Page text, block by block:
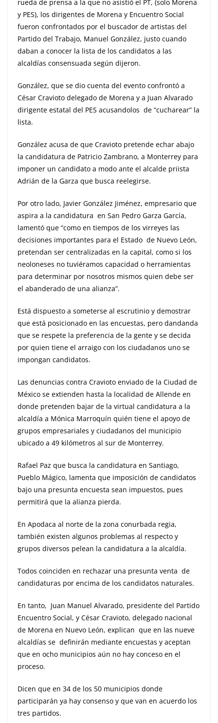
rueda de prensa a la que no asistió el PT, (solo Morena
y PES), los dirigentes de Morena y Encuentro Social
fueron confrontados por el buscador de artistas del
Partido del Trabajo, Manuel González, justo cuando
daban a conocer la lista de los candidatos a las
alcaldías consensuada según dijeron.
González, que se dio cuenta del evento confrontó a
César Cravioto delegado de Morena y a Juan Alvarado
dirigente estatal del PES acusandolos de “cucharear” la
lista.
González acusa de que Cravioto pretende echar abajo
la candidatura de Patricio Zambrano, a Monterrey para
imponer un candidato a modo ante el alcalde priista
Adrián de la Garza que busca reelegirse.
Por otro lado, Javier González Jiménez, empresario que
aspira a la candidatura en San Pedro Garza García,
lamentó que “como en tiempos de los virreyes las
decisiones importantes para el Estado de Nuevo León,
pretendan ser centralizadas en la capital, como si los
neoloneses no tuviéramos capacidad o herramientas
para determinar por nosotros mismos quien debe ser
el abanderado de una alianza”.
Está dispuesto a someterse al escrutinio y demostrar
que está posicionado en las encuestas, pero dandanda
que se respete la preferencia de la gente y se decida
por quien tiene el arraigo con los ciudadanos uno se
impongan candidatos.
Las denuncias contra Cravioto enviado de la Ciudad de
México se extienden hasta la localidad de Allende en
donde pretenden bajar de la virtual candidatura a la
alcaldía a Mónica Marroquín quién tiene el apoyo de
grupos empresariales y ciudadanos del municipio
ubicado a 49 kilómetros al sur de Monterrey.
Rafael Paz que busca la candidatura en Santiago,
Pueblo Mágico, lamenta que imposición de candidatos
bajo una presunta encuesta sean impuestos, pues
permitirá que la alianza pierda.
En Apodaca al norte de la zona conurbada regia,
también existen algunos problemas al respecto y
grupos diversos pelean la candidatura a la alcaldía.
Todos coinciden en rechazar una presunta venta de
candidaturas por encima de los candidatos naturales.
En tanto, Juan Manuel Alvarado, presidente del Partido
Encuentro Social, y César Cravioto, delegado nacional
de Morena en Nuevo León, explican que en las nueve
alcaldías se definirán mediante encuestas y aceptan
que en ocho municipios aún no hay conceso en el
proceso.
Dicen que en 34 de los 50 municipios donde
participarán ya hay consenso y que van en acuerdo los
tres partidos.